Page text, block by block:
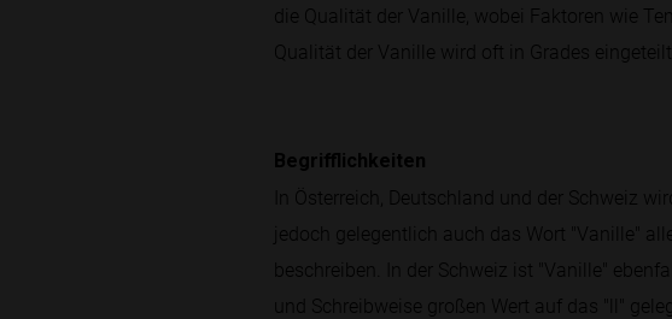
die Qualität der Vanille, wobei Faktoren wie
Qualität der Vanille wird oft in Grades
Begrifflichkeiten
In Österreich, Deutschland und der Schweiz
jedoch gelegentlich auch das Wort "Vanille"
beschreiben. In der Schweiz ist "Vanille"
und Schreibweise großen Wert auf das "ll"